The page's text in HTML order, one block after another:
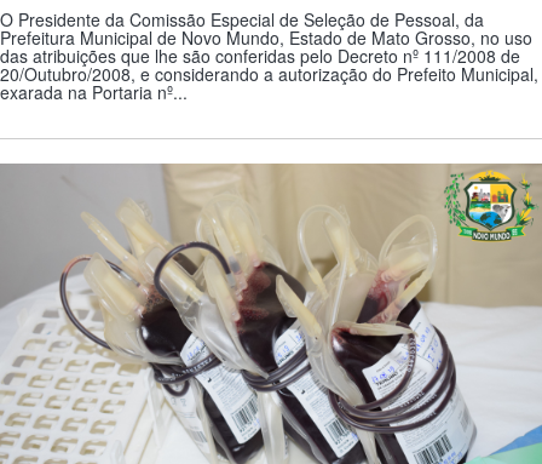
O Presidente da Comissão Especial de Seleção de Pessoal, da
Prefeitura Municipal de Novo Mundo, Estado de Mato Grosso, no uso
das atribuições que lhe são conferidas pelo Decreto nº 111/2008 de
20/Outubro/2008, e considerando a autorização do Prefeito Municipal,
exarada na Portaria nº...